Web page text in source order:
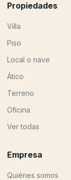
Propiedades
Villa
Piso
Local o nave
Ático
Terreno
Oficina
Ver todas
Empresa
Quiénes somos